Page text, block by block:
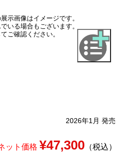
示画像はイメージです。
いる場合もございます。
ご確認ください。
2026年1月 発売
ット価格 ¥47,300（税込）